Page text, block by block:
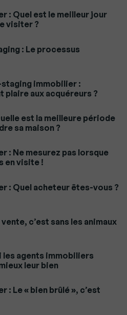
: Quel est le meilleur jour
visiter ?
: Le processus
staging immobilier :
plaire aux acquéreurs ?
est la meilleure période
sa maison ?
: Ne mesurez pas lorsque
en visite !
: Quel acheteur êtes-vous ?
c’est sans les animaux
les agents immobiliers
leur bien
: Le « bien brûlé », c’est